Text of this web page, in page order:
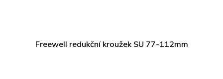
Freewell redukční kroužek SU 77-112mm